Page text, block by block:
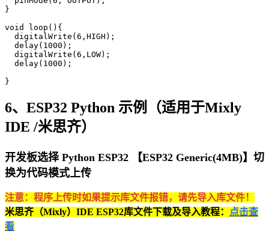
}
void loop(){
  digitalWrite(6,HIGH);
  delay(1000);
  digitalWrite(6,LOW);
  delay(1000);
}
6、ESP32 Python 示例（适用于Mixly
IDE /米思齐）
开发板选择 Python ESP32 【ESP32 Generic(4MB)】切
换为代码模式上传
注意：程序上传时如果提示库文件报错，请先导入库文件！
米思齐（Mixly）IDE ESP32库文件下载及导入教程：
点击查
看